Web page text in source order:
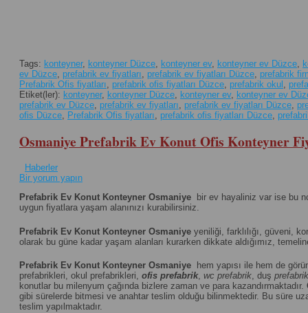
Tags: konteyner, konteyner Düzce konteyner ev, konteyner ev Düzce
ev Düzce prefabrik ev fiyatları prefabrik ev fiyatları Düzce prefabrik
Prefabrik Ofis fiyatları
prefabrik ofis fiyatları Düzce prefabrik okul
Etiket(ler): konteyner, konteyner Düzce konteyner ev, konteyner ev
prefabrik ev Düzce prefabrik ev fiyatları prefabrik ev fiyatları Düzce
ofis Düzce Prefabrik Ofis fiyatları prefabrik ofis fiyatları Düzce
Osmaniye Prefabrik Ev Konut Ofis Konteyner
Haberler
Bir yorum yapın
Prefabrik Ev Konut Konteyner Osmaniye bir ev hayaliniz var ise bu
uygun fiyatlara yaşam alanınızı kurabilirsiniz.
Prefabrik Ev Konut Konteyner Osmaniye yeniliği, farklılığı, güveni,
olarak bu güne kadar yaşam alanları kurarken dikkate aldığımız,
Prefabrik Ev Konut Konteyner Osmaniye hem yapısı ile hem de
prefabrikleri, okul prefabrikleri, ofis prefabrik, wc prefabrik, duş prefabrik
konutlar bu milenyum çağında bizlere zaman ve para kazandırmaktadır.
gibi sürelerde bitmesi ve anahtar teslim olduğu bilinmektedir. Bu süre
teslim yapılmaktadır.